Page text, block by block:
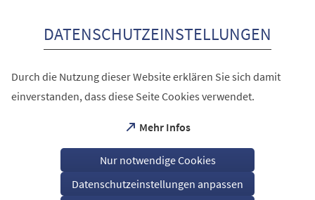
DATENSCHUTZEINSTELLUNGEN
Durch die Nutzung dieser Website erklären Sie sich damit
einverstanden, dass diese Seite Cookies verwendet.
Mehr Infos
(Öffnet
einem
Tab)
Nur notwendige Cookies
Datenschutzeinstellungen anpassen